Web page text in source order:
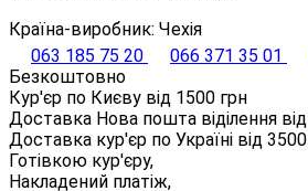
Країна-виробник: Чехія
063 185 75 20
066 371 35 01
Безкоштовно
Кур'єр по Києву від 1500 грн
Доставка Нова пошта віділення від
Доставка кур'єр по Україні від 3500
Готівкою кур'єру,
Накладений платіж,